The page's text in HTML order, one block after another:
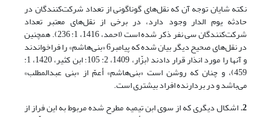
نکته شایان توجه آن که نقل‌های گوناگونی از تعداد شرکت‌کنندگان در
حادثه یوم الدار وجود دارد، در برخی از نقل‌های معتبر تعداد
شرکت‌کنندگان سی نفر ذکر شده است (احمد، 1416، 1: 236). همچنین
در نقل‌های صحیح دیگر بیان شده که پیامبر6 «بنی‌هاشم» را فراخواندند
و آنها را مورد انذار قرار دادند (بزّار، 1409، 2: 105؛ ابن کثیر، 1420، 1:
459)، و چنان که روشن است «بنی‌هاشم» أعمّ از «بنی عبدالمطلب»
می‌باشد و در بردارنده افراد بیشتری است.
2. اشکال دیگری که از سوی ابن تیمیه مطرح شده مربوط به این فراز از